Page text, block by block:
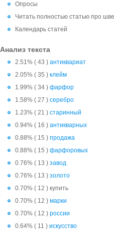
Опросы
Читать полностью статью про
Календарь статей
Анализ текста
2.51% ( 43 ) антиквариат
2.05% ( 35 ) клейм
1.99% ( 34 ) фарфор
1.58% ( 27 ) серебро
1.23% ( 21 ) старинный
0.94% ( 16 ) антикварных
0.88% ( 15 ) продажа
0.88% ( 15 ) фарфоровых
0.76% ( 13 ) завод
0.76% ( 13 ) золото
0.70% ( 12 ) купить
0.70% ( 12 ) марки
0.70% ( 12 ) россии
0.64% ( 11 ) искусство